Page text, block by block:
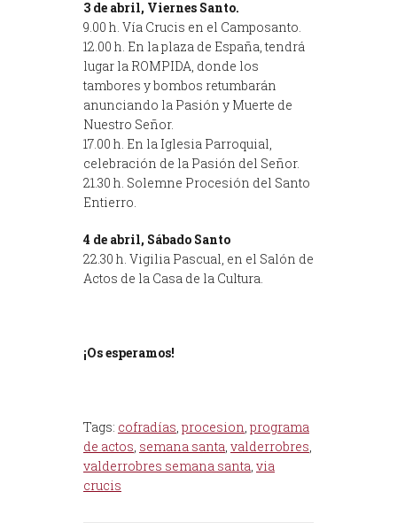
3 de abril, Viernes Santo.
9.00 h. Vía Crucis en el Camposanto.
12.00 h. En la plaza de España, tendrá
lugar la ROMPIDA, donde los
tambores y bombos retumbarán
anunciando la Pasión y Muerte de
Nuestro Señor.
17.00 h. En la Iglesia Parroquial,
celebración de la Pasión del Señor.
21.30 h. Solemne Procesión del Santo
Entierro.
4 de abril, Sábado Santo
22.30 h. Vigilia Pascual, en el Salón de
Actos de la Casa de la Cultura.
¡Os esperamos!
Tags: cofradías, procesion, programa
de actos, semana santa, valderrobres,
valderrobres semana santa, via
crucis